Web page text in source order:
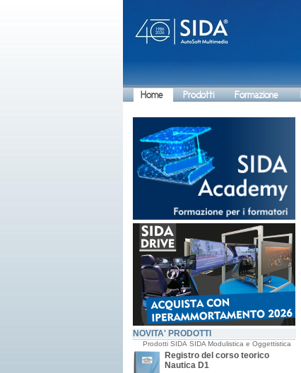
Home Prodotti Formazione
NOVITA' PRODOTTI
Prodotti SIDA SIDA Modulistica e Oggettistica
Registro del corso teorico
Nautica D1